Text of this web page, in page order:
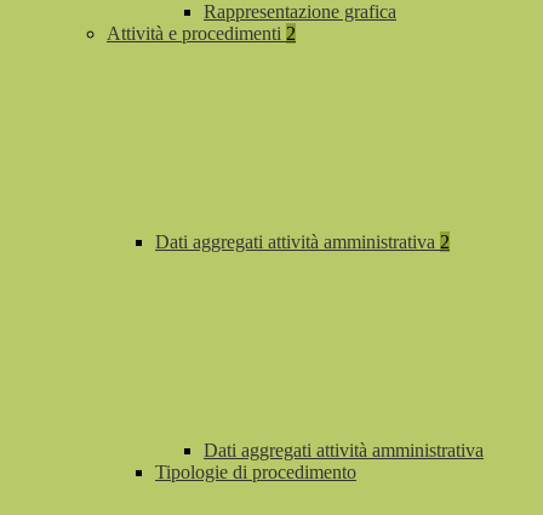
Rappresentazione grafica
Attività e procedimenti 2
Dati aggregati attività amministrativa 2
Dati aggregati attività amministrativa
Tipologie di procedimento